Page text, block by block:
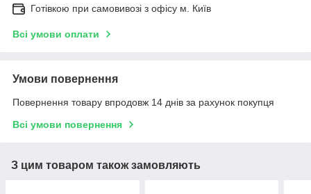
Готівкою при самовивозі з офісу м. Київ
Всі умови оплати
Умови повернення
Повернення товару впродовж 14 днів за рахунок покупця
Всі умови повернення
З цим товаром також замовляють